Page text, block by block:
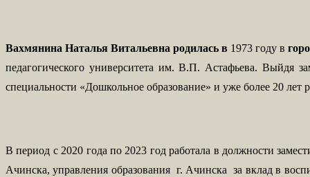
Вахмянина Наталья Витальевна родилась в 1973 году в
педагогического университета им. В.П. Астафьева. Выйдя
специальности «Дошкольное образование» и уже более 20 лет
В период с 2020 года по 2023 год работала в должности
Ачинска, управления образования г. Ачинска за вклад в